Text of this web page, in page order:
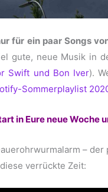
für ein paar Songs
gute, neue Musik in
Swift und Bon Iver).
Sommerplaylist
in Eure neue Woche
–
diese verrückte Zeit: